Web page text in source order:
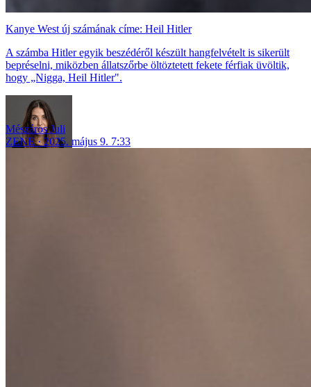
Kanye West új számának címe: Heil Hitler
A számba Hitler egyik beszédéről készült hangfelvételt is sikerült
bepréselni, miközben állatszőrbe öltöztetett fekete férfiak üvöltik,
hogy „Nigga, Heil Hitler".
Mészáros Juli
ZENE
2025. május 9. 7:33